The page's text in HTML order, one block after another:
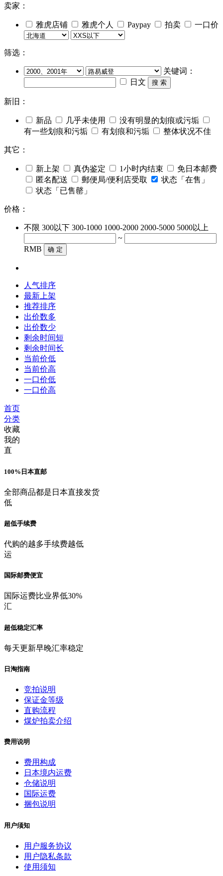
卖家：
雅虎店铺 雅虎个人 Paypay 拍卖 一口价
筛选：
关键词：
日文
搜 索
新旧：
新品 几乎未使用
没有明显的划痕或污垢
有一些划痕和污垢
有划痕和污垢 整体状况不佳
其它：
新上架 真伪鉴定 1小时内结束
免日本邮费
匿名配送
郵便局/便利店受取
状态「在售」
状态「已售罄」
价格：
不限 300以下 300-1000 1000-2000 2000-5000 5000以上
~
RMB
确 定
人气排序
最新上架
推荐排序
出价数多
出价数少
剩余时间短
剩余时间长
当前价低
当前价高
一口价低
一口价高
首页
分类
收藏
我的
直
100%日本直邮
全部商品都是日本直接发货
低
超低手续费
代购的越多手续费越低
运
国际邮费便宜
国际运费比业界低30%
汇
超低稳定汇率
每天更新早晚汇率稳定
日淘指南
竞拍说明
保证金等级
直购流程
煤炉拍卖介绍
费用说明
费用构成
日本境内运费
仓储说明
国际运费
捆包说明
用户须知
用户服务协议
用户隐私条款
使用须知